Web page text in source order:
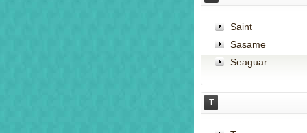
Saint
Sasame
Seaguar
T